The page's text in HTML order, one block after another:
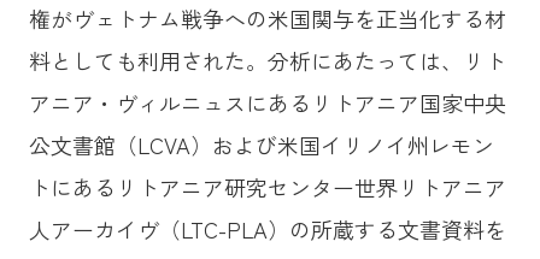
権がヴェトナム戦争への米国関与を正当化する材
料としても利用された。分析にあたっては、リト
アニア・ヴィルニュスにあるリトアニア国家中央
公文書館（LCVA）および米国イリノイ州レモン
トにあるリトアニア研究センター世界リトアニア
人アーカイヴ（LTC-PLA）の所蔵する文書資料を